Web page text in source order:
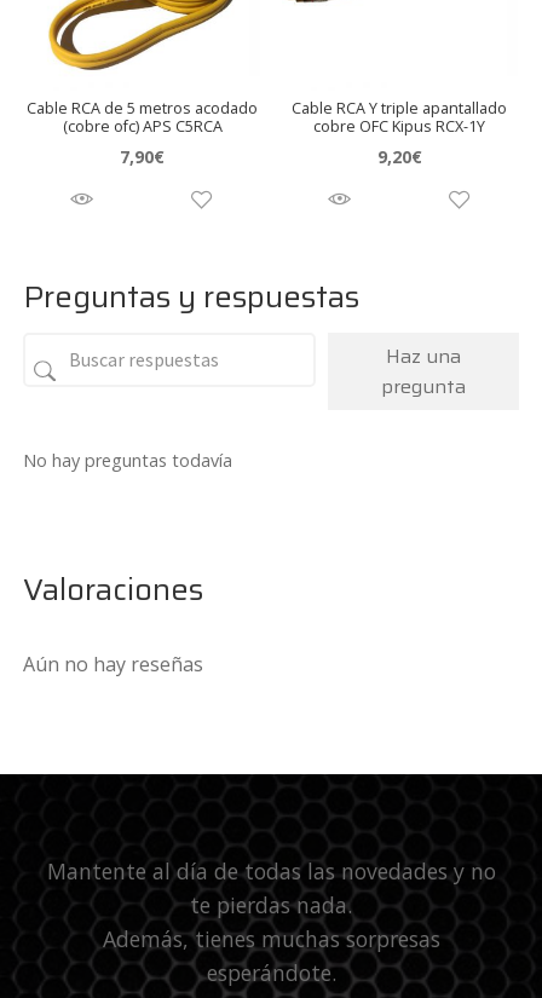
Cable RCA de 5 metros acodado
(cobre ofc) APS C5RCA
7,90€
Cable RCA Y triple apantallado
cobre OFC Kipus RCX-1Y
9,20€
Preguntas y respuestas
Haz una
pregunta
No hay preguntas todavía
Valoraciones
Aún no hay reseñas
Mantente al día de todas las novedades y no
te pierdas nada.
Además, tienes muchas sorpresas
esperándote.